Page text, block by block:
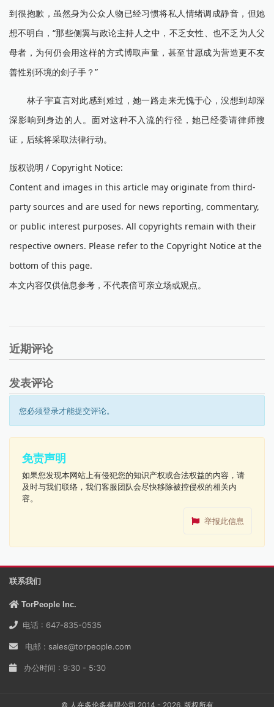
到很抱歉，虽然身为公众人物已经习惯将私人情绪调成静音，但她
想不明白，“那些侧翼与政论主持人之中，不乏女性、也不乏为人父
母者，为何仍会用这样的方式博取声量，甚至甘愿成为营造更不友
善性别环境的刽子手？”
林子宇直言对此感到难过，她一路走来无愧于心，没想到却深
深影响到身边的人。面对这种不入流的行径，她已经委请律师搜
证，后续将采取法律行动。
版权说明 / Copyright Notice:
Content and images in this article may originate from third-
party sources and are used for news reporting, commentary,
or public interest purposes. All copyrights remain with their
respective owners. Please refer to the Copyright Notice at the
bottom of this page.
本文内容仅供信息参考，不代表倍可亲立场或观点。
近期评论
发表评论
您必须登录才能提交评论。
免责声明
如果您发现本网站上有侵犯您的知识产权或合法权益的内容，请
及时与我们联络，我们客服团队会尽快移除被控侵权的相关内
容。
举报此信息
联系我们
TorPeople Inc.
电话 : 647-835-0535
电邮 : sales@torpeople.com
办公时间 : 9:30 - 5:30
© 人在多伦多有限公司 2014 - 2026, 版权所有